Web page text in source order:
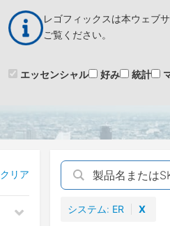
レゴフィックスは本ウェブ
ご覧ください。
エッセンシャル 好み 統計
クトファイ
製
リア
システム ER X